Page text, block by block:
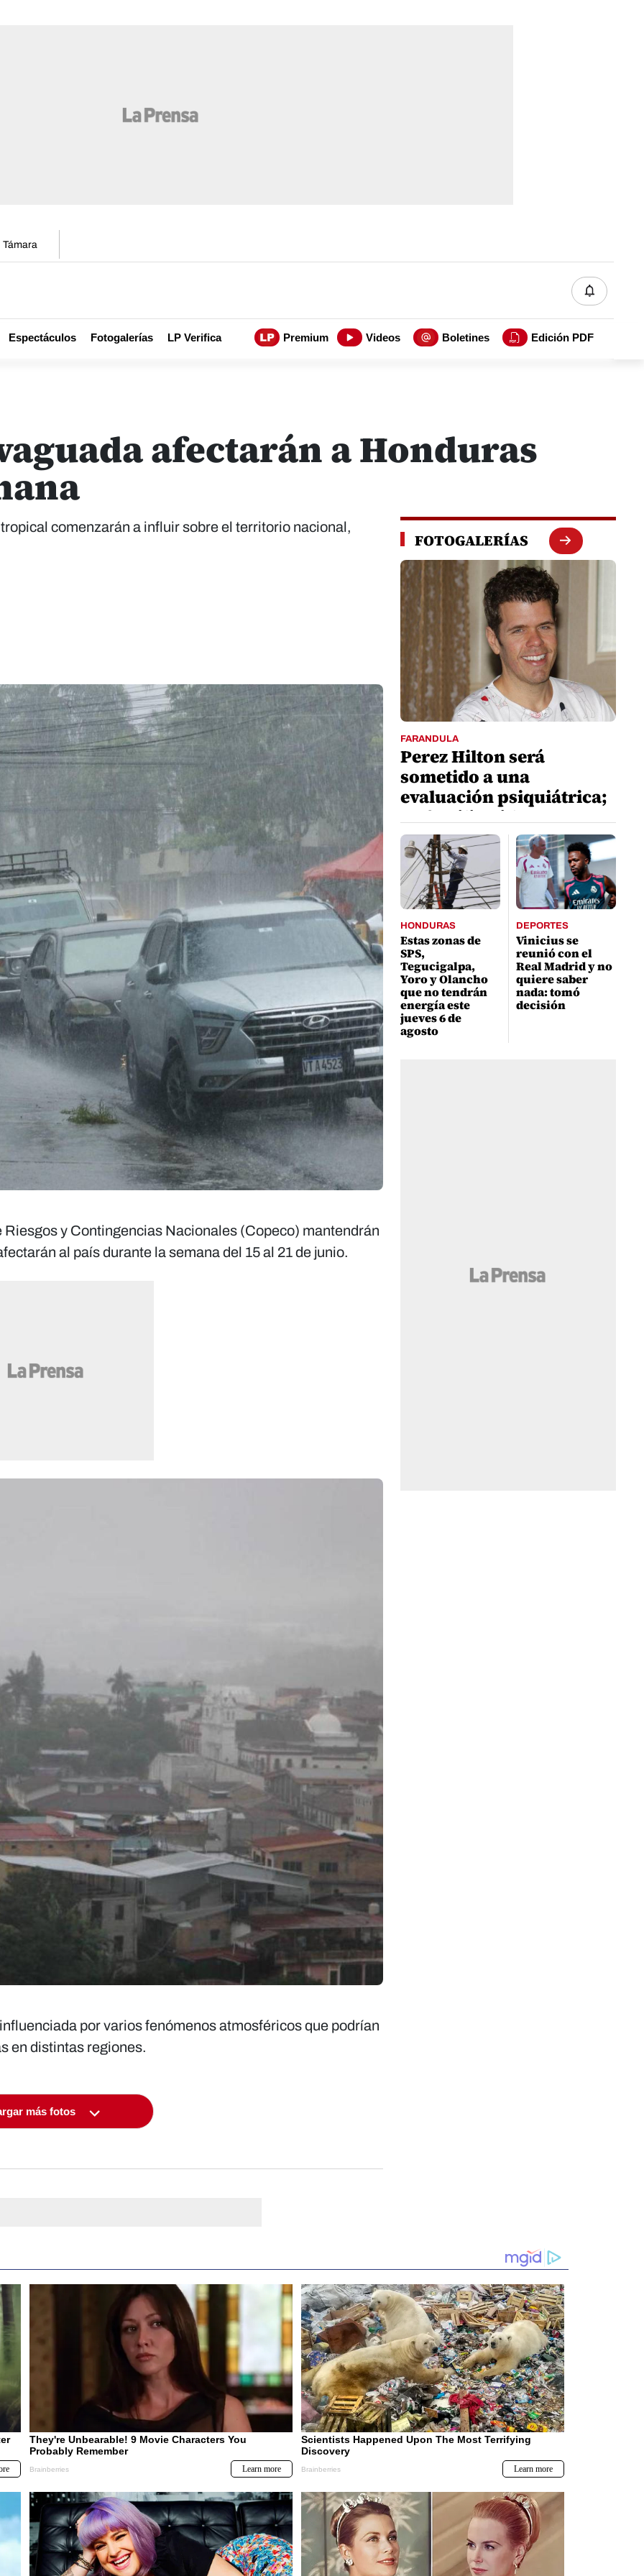
Támara
Espectáculos Fotogalerías LP Verifica Premium Videos Boletines Edición PDF
afectarán a Honduras
comenzarán a influir sobre el territorio nacional,
y Contingencias Nacionales (Copeco) mantendrán
al país durante la semana del 15 al 21 de junio.
por varios fenómenos atmosféricos que podrían
en distintas regiones.
más fotos
FOTOGALERÍAS
FARANDULA
Perez Hilton será
sometido a una
evaluación psiquiátrica;
su familia pide respeto
HONDURAS
Estas zonas de
SPS,
Tegucigalpa,
Yoro y Olancho
que no tendrán
energía este
jueves 6 de
agosto
DEPORTES
Vinicius se
reunió con el
Real Madrid y no
quiere saber
nada: tomó
decisión